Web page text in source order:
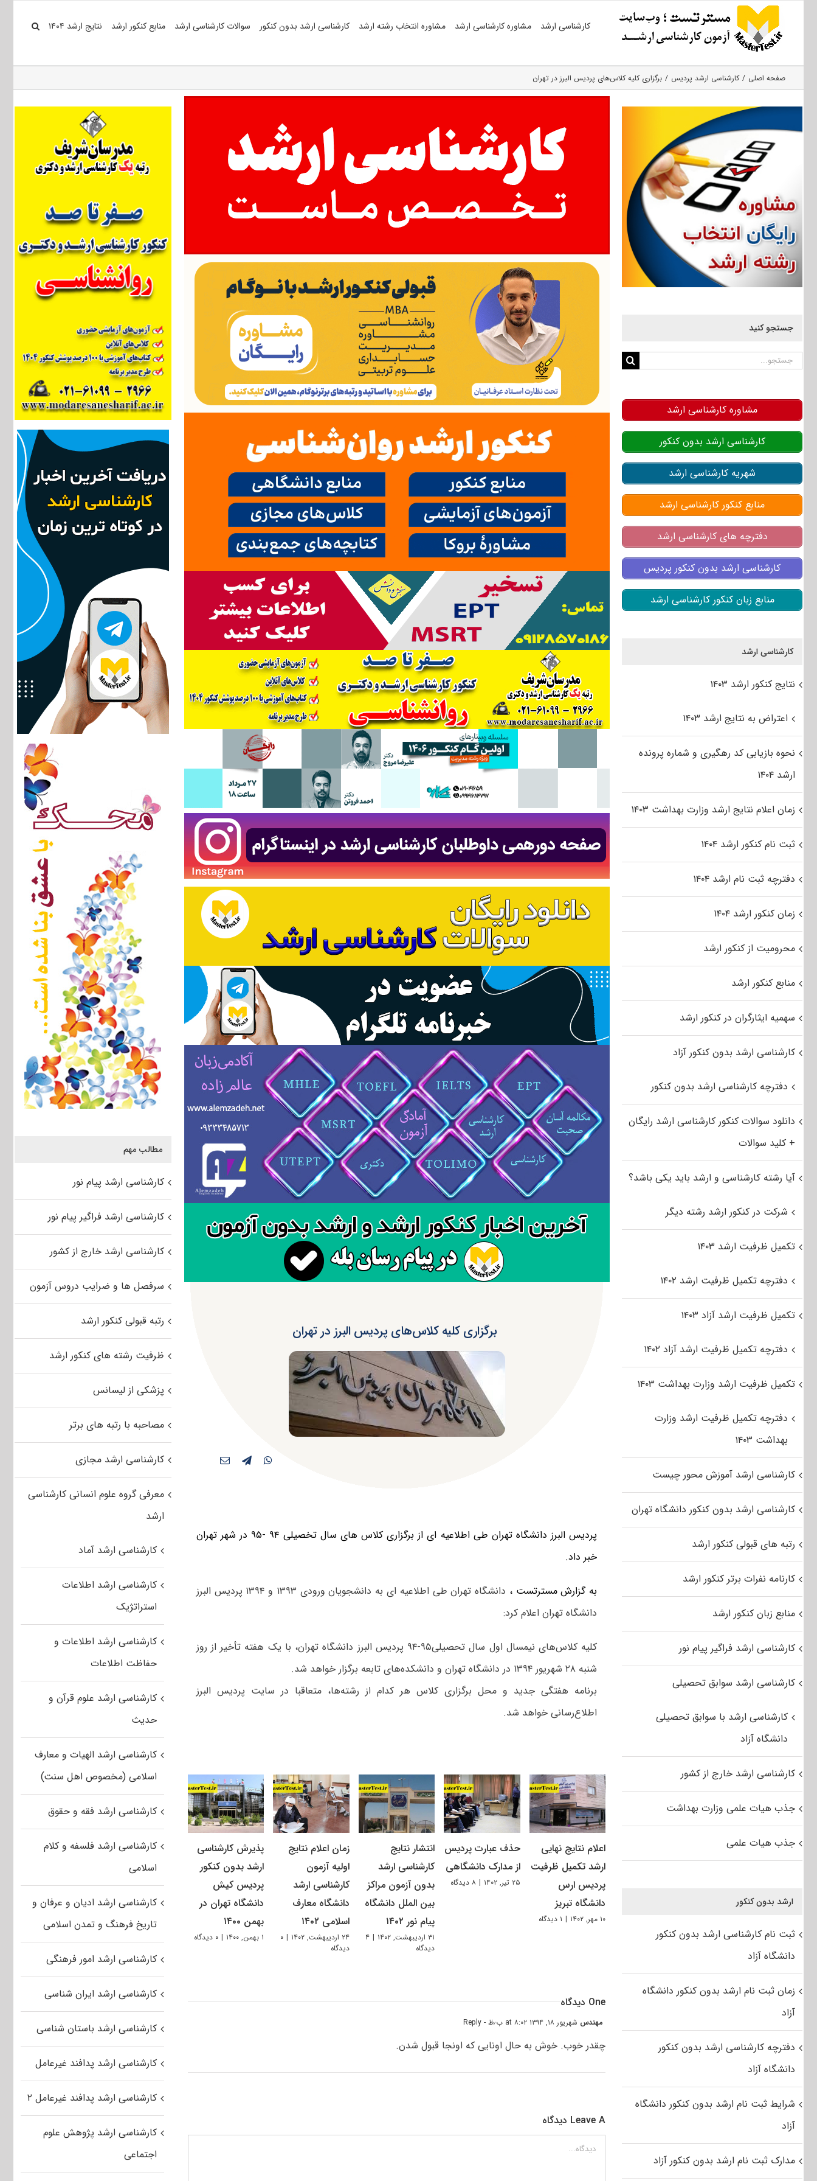
کارشناسی ارشد مشاوره کارشناسی ارشد مشاوره انتخاب رشته ارشد کارشناسی ارشد بدون کنکور سوالات کارشناسی ارشد منابع کنکور ارشد نتایج ارشد ۱۴۰۴
صفحه اصلی کارشناسی ارشد پردیس برگزاری کلیه کلاس‌های پردیس البرز در تهران
برگزاری کلیه کلاس‌های پردیس البرز در تهران
پردیس البرز دانشگاه تهران طی اطلاعیه ای از برگزاری کلاس های سال تخصیلی ۹۴ -۹۵ در شهر تهران
خبر داد.
به گزارش مسترتست ،
دانشگاه تهران طی اطلاعیه ای به دانشجویان ورودی ۱۳۹۳ و ۱۳۹۴ پردیس البرز
دانشگاه تهران اعلام کرد:
کلیه کلاس‌های نیمسال اول سال تحصیلی۹۵-۹۴ پردیس البرز دانشگاه تهران، با یک هفته تأخیر از روز
شنبه ۲۸ شهریور ۱۳۹۴ در دانشگاه تهران و دانشکده‌های تابعه برگزار خواهد شد.
برنامه هفتگی جدید و محل برگزاری کلاس هر کدام از رشته‌ها، متعاقبا در سایت پردیس البرز
اطلاع‌رسانی خواهد شد.
اعلام نتایج نهایی
ارشد تکمیل ظرفیت
پردیس ارس
دانشگاه تبریز
۱۰ مهر, ۱۴۰۲ | ۱ دیدگاه
حذف عبارت پردیس
از مدارک دانشگاهی
۲۵ تیر, ۱۴۰۲ | ۸ دیدگاه
انتشار نتایج
کارشناسی ارشد
بدون آزمون مراکز
بین‌ الملل دانشگاه
پیام نور ۱۴۰۲
۳۱ اردیبهشت, ۱۴۰۲ | ۴
دیدگاه
زمان اعلام نتایج
اولیه آزمون
کارشناسی ارشد
دانشگاه معارف
اسلامی ۱۴۰۲
۲۴ اردیبهشت, ۱۴۰۲ | ۰
دیدگاه
پذیرش کارشناسی
ارشد بدون کنکور
پردیس کیش
دانشگاه تهران در
بهمن ۱۴۰۰
۱ بهمن, ۱۴۰۰ | ۰ دیدگاه
One دیدگاه
مهندس شهریور ۱۸, ۱۳۹۴ at ۸:۰۲ ب٫ظ - Reply
چقدر خوب. خوش به حال اونایی که اونجا قبول شدن.
Leave A دیدگاه
دیدگاه
مطالب مهم
کارشناسی ارشد پیام نور
کارشناسی ارشد فراگیر پیام نور
کارشناسی ارشد خارج از کشور
سرفصل ها و ضرایب دروس آزمون
رتبه قبولی کنکور ارشد
ظرفیت رشته های کنکور ارشد
پزشکی از لیسانس
مصاحبه با رتبه های برتر
کارشناسی ارشد مجازی
معرفی گروه علوم انسانی کارشناسی
ارشد
کارشناسی ارشد آماد
کارشناسی ارشد اطلاعات
استراتژیک
کارشناسی ارشد اطلاعات و
حفاظت اطلاعات
کارشناسی ارشد علوم قرآن و
حدیث
کارشناسی ارشد الهیات و معارف
اسلامی (مخصوص اهل سنت)
کارشناسی ارشد فقه و حقوق
کارشناسی ارشد فلسفه و کلام
اسلامی
کارشناسی ارشد ادیان و عرفان و
تاریخ فرهنگ و تمدن اسلامی
کارشناسی ارشد امور فرهنگی
کارشناسی ارشد ایران شناسی
کارشناسی ارشد باستان شناسی
کارشناسی ارشد پدافند غیرعامل
کارشناسی ارشد پدافند غیرعامل ۲
کارشناسی ارشد پژوهش علوم
اجتماعی
جستجو کنید
جستجو
مشاوره کارشناسی ارشد
کارشناسی ارشد بدون کنکور
شهریه کارشناسی ارشد
منابع کنکور کارشناسی ارشد
دفترچه های کارشناسی ارشد
کارشناسی ارشد بدون کنکور پردیس
منابع زبان کنکور کارشناسی ارشد
کارشناسی ارشد
نتایج کنکور ارشد ۱۴۰۳
اعتراض به نتایج ارشد ۱۴۰۳
نحوه بازیابی کد رهگیری و شماره پرونده
ارشد ۱۴۰۴
زمان اعلام نتایج ارشد وزارت بهداشت ۱۴۰۳
ثبت نام کنکور ارشد ۱۴۰۴
دفترچه ثبت نام ارشد ۱۴۰۴
زمان کنکور ارشد ۱۴۰۴
محرومیت از کنکور ارشد
منابع کنکور ارشد
سهمیه ایثارگران در کنکور ارشد
کارشناسی ارشد بدون کنکور آزاد
دفترچه کارشناسی ارشد بدون کنکور
دانلود سوالات کنکور کارشناسی ارشد رایگان
+ کلید سوالات
آیا رشته کارشناسی و ارشد باید یکی باشد؟
شرکت در کنکور ارشد رشته دیگر
تکمیل ظرفیت ارشد ۱۴۰۳
دفترچه تکمیل ظرفیت ارشد ۱۴۰۲
تکمیل ظرفیت ارشد آزاد ۱۴۰۳
دفترچه تکمیل ظرفیت ارشد آزاد ۱۴۰۲
تکمیل ظرفیت ارشد وزارت بهداشت ۱۴۰۳
دفترچه تکمیل ظرفیت ارشد وزارت
بهداشت ۱۴۰۳
کارشناسی ارشد آموزش محور چیست
کارشناسی ارشد بدون کنکور دانشگاه تهران
رتبه های قبولی کنکور ارشد
کارنامه نفرات برتر کنکور ارشد
منابع زبان کنکور ارشد
کارشناسی ارشد فراگیر پیام نور
کارشناسی ارشد سوابق تحصیلی
کارشناسی ارشد با سوابق تحصیلی
دانشگاه آزاد
کارشناسی ارشد خارج از کشور
جذب هیات علمی وزارت بهداشت
جذب هیات علمی
ارشد بدون کنکور
ثبت نام کارشناسی ارشد بدون کنکور
دانشگاه آزاد
زمان ثبت نام ارشد بدون کنکور دانشگاه
آزاد
دفترچه کارشناسی ارشد بدون کنکور
دانشگاه آزاد
شرایط ثبت نام ارشد بدون کنکور دانشگاه
آزاد
مدارک ثبت نام ارشد بدون کنکور آزاد